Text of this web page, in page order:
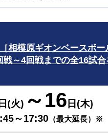
［相模原ギオンベースボ
戦～4回戦までの全16試合
日(火) ～16 日(木)
～17:30（最大延長）※